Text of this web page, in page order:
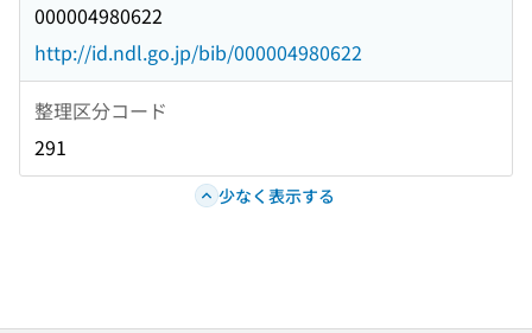
000004980622
http://id.ndl.go.jp/bib/000004980622
整理区分コード
291
少なく表示する